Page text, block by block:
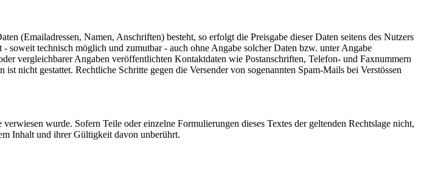
(Emailadressen, Namen, Anschriften) besteht, so erfolgt die Preisgabe dieser Daten seitens des Nutzers
technisch möglich und zumutbar - auch ohne Angabe solcher Daten bzw. unter Angabe
vergleichbarer Angaben veröffentlichten Kontaktdaten wie Postanschriften, Telefon- und Faxnummern
nicht gestattet. Rechtliche Schritte gegen die Versender von sogenannten Spam-Mails bei Verstössen
wurde. Sofern Teile oder einzelne Formulierungen dieses Textes der geltenden Rechtslage nicht,
Inhalt und ihrer Gültigkeit davon unberührt.